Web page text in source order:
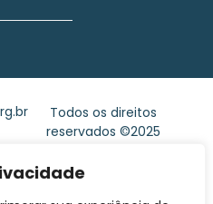
Todos os direitos
reservados ©2025
Orgulhosamente